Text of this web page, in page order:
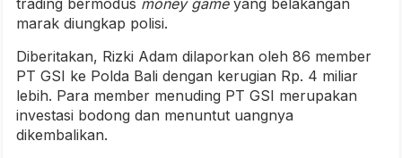
trading bermodus money gameyang belakangan
marak diungkap polisi.
Diberitakan, Rizki Adam dilaporkan oleh 86 member
PT GSI ke Polda Bali dengan kerugian Rp. 4 miliar
lebih. Para member menuding PT GSI merupakan
investasi bodong dan menuntut uangnya
dikembalikan.